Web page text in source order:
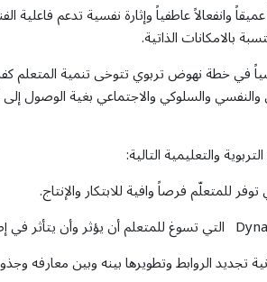
عميقاً وانفعالاً عاطفياً وإثارة نفسية تدعم
بالامكانات الذاتية.
في خطة نهوض تربوي تتوخى تنمية المتعلم
والسلوكي والاجتماعي بغية الوصول
والتعليمية التالية:
تجديد الروابط وتطويرها بينه وبين معارفه